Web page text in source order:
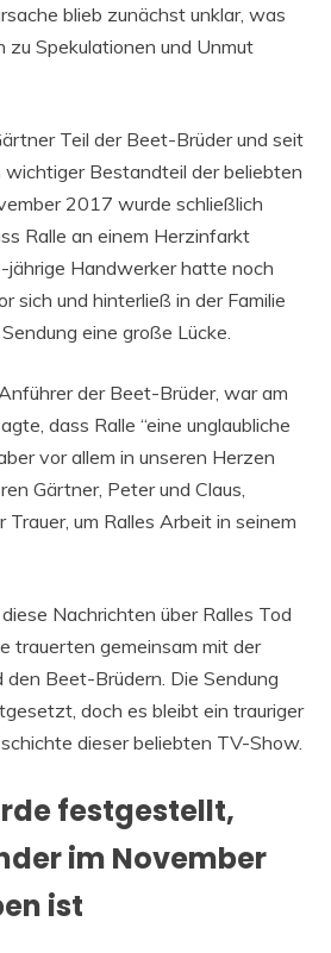
blieb zunächst unklar, was
zu Spekulationen und Unmut
Teil der Beet-Brüder und seit
Bestandteil der beliebten
2017 wurde schließlich
Ralle an einem Herzinfarkt
Handwerker hatte noch
sich und hinterließ in der Familie
eine große Lücke.
der Beet-Brüder, war am
dass Ralle “eine unglaubliche
vor allem in unseren Herzen
Gärtner, Peter und Claus,
Trauer, um Ralles Arbeit in seinem
Nachrichten über Ralles Tod
trauerten gemeinsam mit der
den Beet-Brüdern. Die Sendung
doch es bleibt ein trauriger
dieser beliebten TV-Show.
festgestellt,
im November
ist